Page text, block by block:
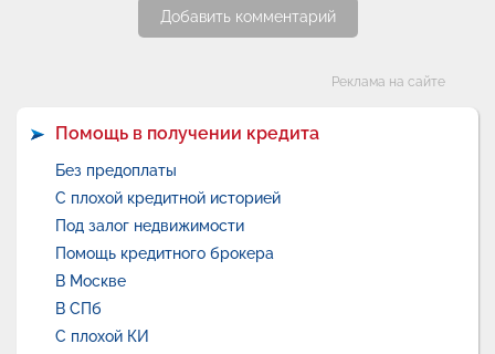
Добавить комментарий
Реклама на сайте
Помощь в получении кредита
Без предоплаты
С плохой кредитной историей
Под залог недвижимости
Помощь кредитного брокера
В Москве
В СПб
С плохой КИ